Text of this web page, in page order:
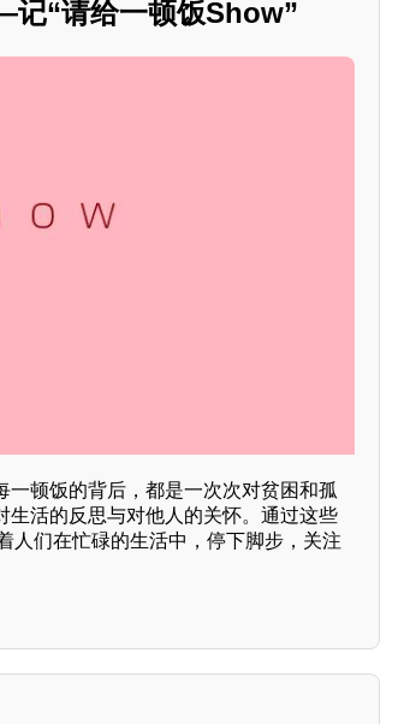
“请给一顿饭Show”
顿饭的背后，都是一次次对贫困和孤
活的反思与对他人的关怀。通过这些
人们在忙碌的生活中，停下脚步，关注